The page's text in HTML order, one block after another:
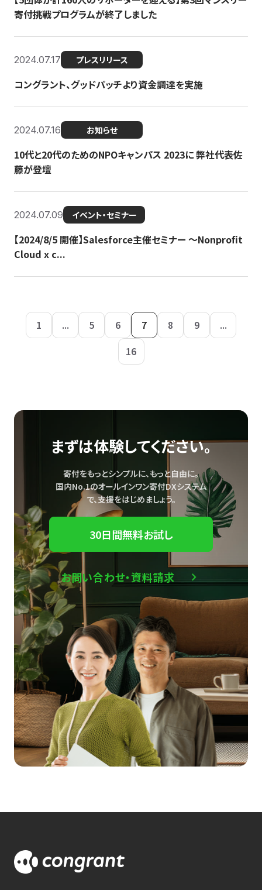
寄付挑戦プログラムが終了しました
2024.07.17 プレスリリース
コングラント、グッドパッチより資金調達を実施
2024.07.16 お知らせ
10代と20代のためのNPOキャンパス 2023に 弊社代表佐
藤が登壇
2024.07.09 イベント・セミナー
【2024/8/5 開催】Salesforce主催セミナー 〜Nonprofit
Cloud x c...
1 ... 5 6 7 8 9
...
16
まずは体験してください。
寄付をもっとシンプルに、もっと自由に。
国内No.1のオールインワン寄付DXシステム
で、支援をはじめましょう。
30日間無料お試し
お問い合わせ・資料請求